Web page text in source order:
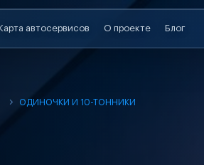
автосервисов О проекте Блог
ОДИНОЧКИ И 10-ТОННИКИ